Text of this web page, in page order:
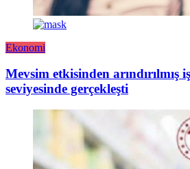
Ekonomi
Mevsim etkisinden arındırılmış
seviyesinde gerçekleşti